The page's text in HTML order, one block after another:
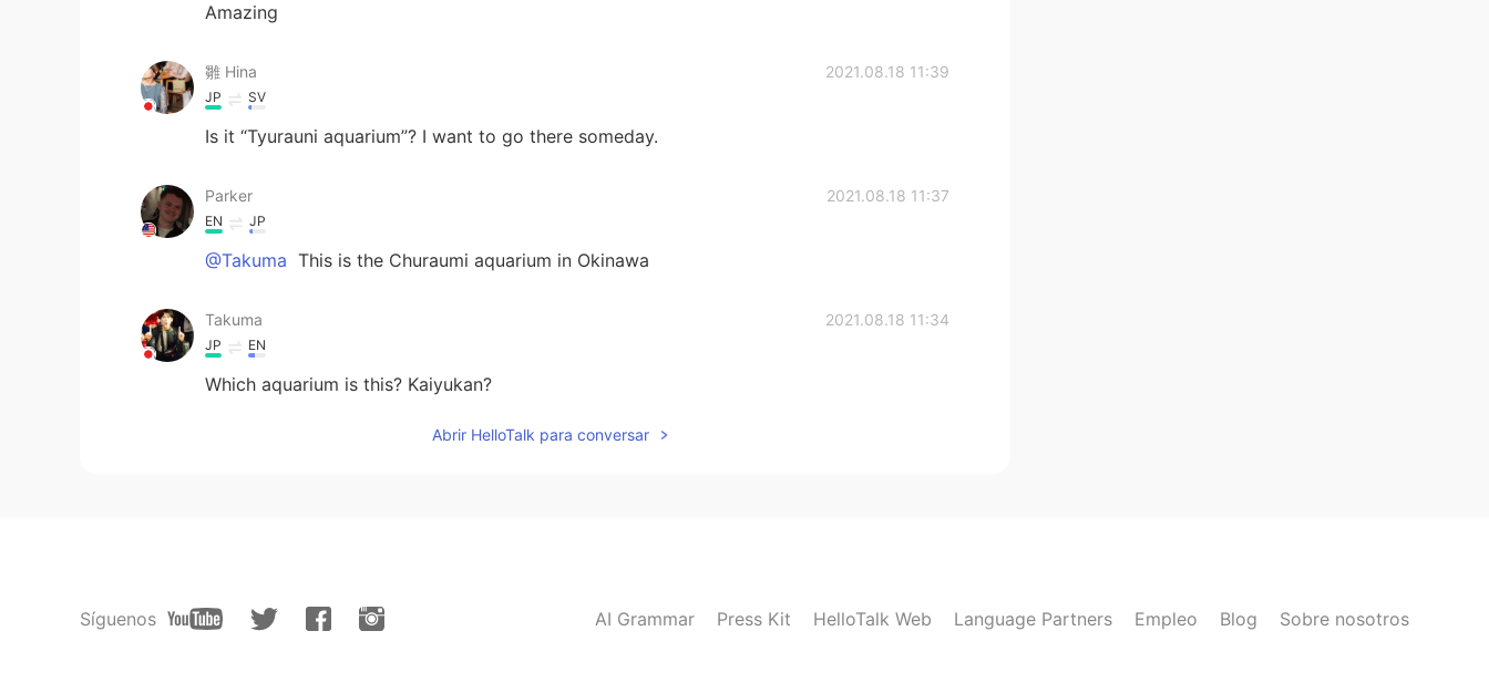
Amazing
雛 Hina 2021.08.18 11:39
JP SV
Is it “Tyurauni aquarium”? I want to go there someday.
Parker 2021.08.18 11:37
EN JP
@Takuma This is the Churaumi aquarium in Okinawa
Takuma 2021.08.18 11:34
JP EN
Which aquarium is this? Kaiyukan?
Abrir HelloTalk para conversar
Síguenos AI Grammar Press Kit HelloTalk Web Language Partners Empleo Blog Sobre nosotros